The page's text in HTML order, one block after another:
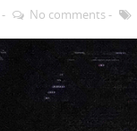
No comments